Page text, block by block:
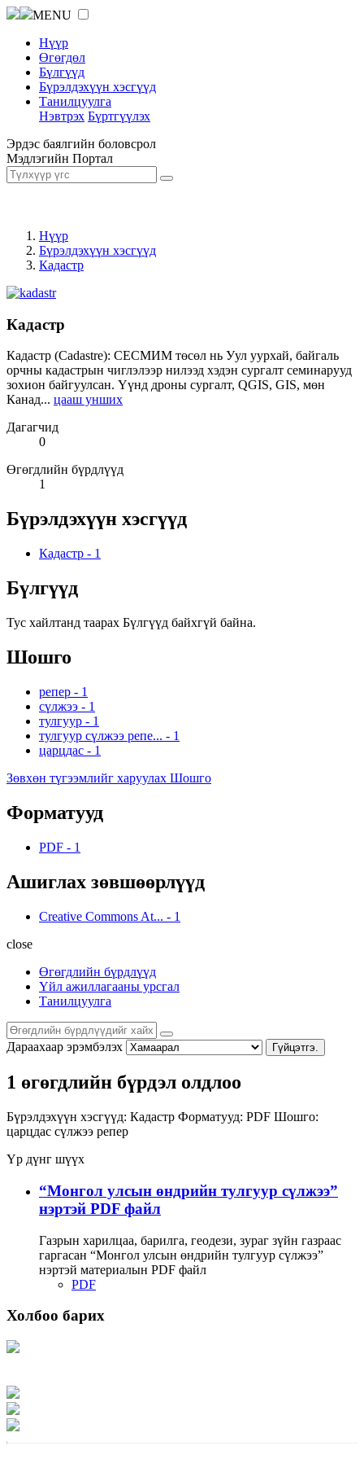
MENU
Нүүр
Өгөгдөл
Бүлгүүд
Бүрэлдэхүүн хэсгүүд
Танилцуулга
Нэвтрэх Бүртгүүлэх
Эрдэс баялгийн боловсрол
Мэдлэгийн Портал
Нүүр
Бүрэлдэхүүн хэсгүүд
Кадастр
Кадастр
Кадастр (Cadastre): СЕСМИМ төсөл нь Уул уурхай, байгаль
орчны кадастрын чиглэлээр нилээд хэдэн сургалт семинарууд
зохион байгуулсан. Үүнд дроны сургалт, QGIS, GIS, мөн
Канад... цааш унших
Дагагчид
0
Өгөгдлийн бүрдлүүд
1
Бүрэлдэхүүн хэсгүүд
Кадастр - 1
Бүлгүүд
Тус хайлтанд таарах Бүлгүүд байхгүй байна.
Шошго
репер - 1
сүлжээ - 1
тулгуур - 1
тулгуур сүлжээ репе... - 1
царцдас - 1
Зөвхөн түгээмлийг харуулах Шошго
Форматууд
PDF - 1
Ашиглах зөвшөөрлүүд
Creative Commons At... - 1
close
Өгөгдлийн бүрдлүүд
Үйл ажиллагааны урсгал
Танилцуулга
Дараахаар эрэмбэлэх Гүйцэтгэ.
1 өгөгдлийн бүрдэл олдлоо
Бүрэлдэхүүн хэсгүүд: Кадастр Форматууд: PDF Шошго:
царцдас сүлжээ репер
Үр дүнг шүүх
“Монгол улсын өндрийн тулгуур сүлжээ”
нэртэй PDF файл
Газрын харилцаа, барилга, геодези, зураг зүйн газраас
гаргасан “Монгол улсын өндрийн тулгуур сүлжээ”
нэртэй материалын PDF файл
PDF
Холбоо барих